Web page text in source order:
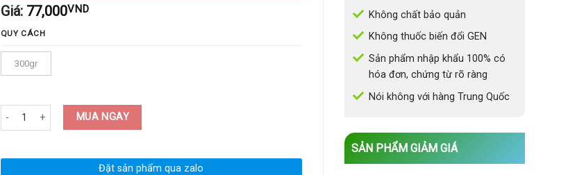
Không chất bảo quản
Không thuốc biến đổi GEN
Sản phẩm nhập khẩu 100% có
hóa đơn, chứng từ rõ ràng
Nói không với hàng Trung Quốc
SẢN PHẨM GIẢM GIÁ
Giá: 77,000VND
QUY CÁCH
300gr
Tiểu Long Bao Nhân Tôm Trứng Muối - Túi số lượng
MUA NGAY
Đặt sản phẩm qua zalo